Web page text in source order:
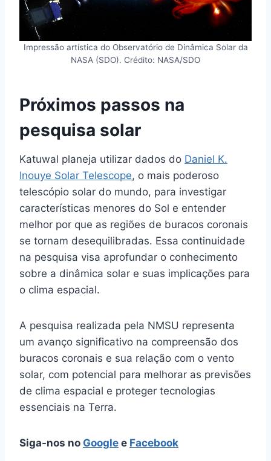
Impressão artística do Observatório de Dinâmica Solar da
NASA (SDO). Crédito: NASA/SDO
Próximos passos na
pesquisa solar
Katuwal planeja utilizar dados do Daniel K.
Inouye Solar Telescope, o mais poderoso
telescópio solar do mundo, para investigar
características menores do Sol e entender
melhor por que as regiões de buracos coronais
se tornam desequilibradas. Essa continuidade
na pesquisa visa aprofundar o conhecimento
sobre a dinâmica solar e suas implicações para
o clima espacial.
A pesquisa realizada pela NMSU representa
um avanço significativo na compreensão dos
buracos coronais e sua relação com o vento
solar, com potencial para melhorar as previsões
de clima espacial e proteger tecnologias
essenciais na Terra.
Siga-nos no Google e Facebook